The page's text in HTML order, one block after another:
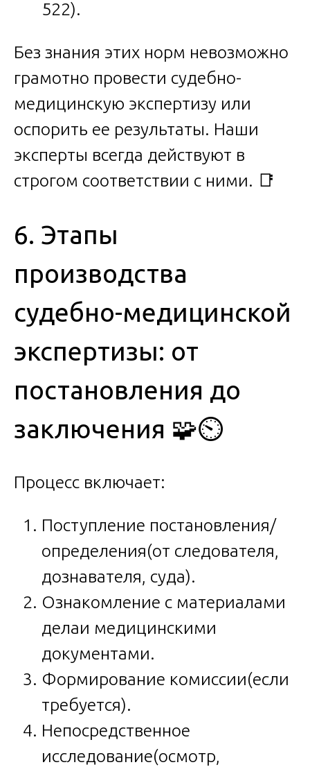
522).
Без знания этих норм невозможно
грамотно провести судебно-
медицинскую экспертизу или
оспорить ее результаты. Наши
эксперты всегда действуют в
строгом соответствии с ними. 📑
6. Этапы
производства
судебно-медицинской
экспертизы: от
постановления до
заключения 🧩⏲️
Процесс включает:
Поступление постановления/
определения(от следователя,
дознавателя, суда).
Ознакомление с материалами
делаи медицинскими
документами.
Формирование комиссии(если
требуется).
Непосредственное
исследование(осмотр,